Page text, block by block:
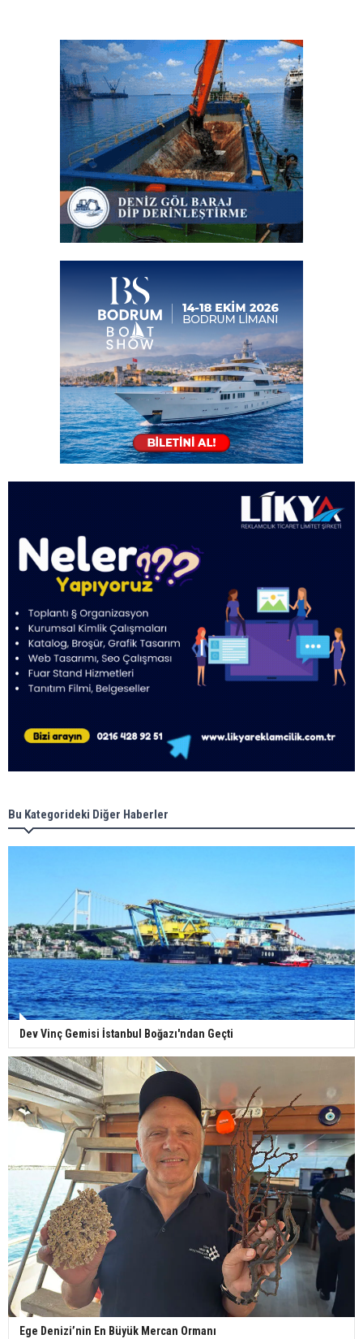
Bu Kategorideki Diğer Haberler
Dev Vinç Gemisi İstanbul Boğazı'ndan Geçti
Ege Denizi’nin En Büyük Mercan Ormanı